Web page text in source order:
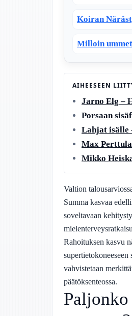
Koiran
Milloin
AIHEESEEN
Jarno Elg –
Porsaan
Lahjat isälle
Max
Mikko
Valtion
Summa kasvaa
soveltavaan
Rahoituksen kasvu
vahvistetaan
päätöksenteossa.